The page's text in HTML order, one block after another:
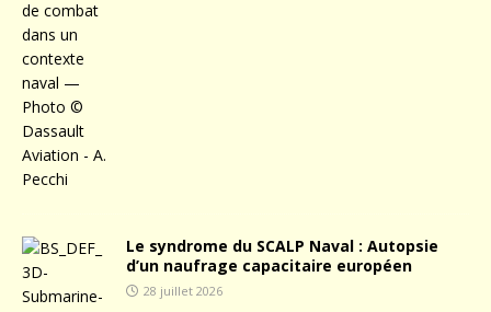
Le syndrome du SCALP Naval : Autopsie
d’un naufrage capacitaire européen
28 juillet 2026